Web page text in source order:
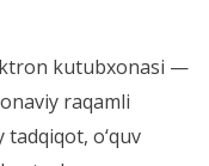
kutubxonasi —
raqamli
o‘quv